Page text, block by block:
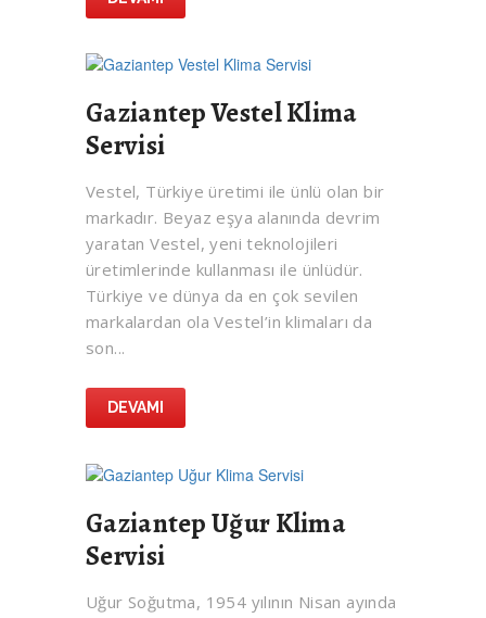
Gaziantep Vestel Klima
Servisi
Vestel, Türkiye üretimi ile ünlü olan bir
markadır. Beyaz eşya alanında devrim
yaratan Vestel, yeni teknolojileri
üretimlerinde kullanması ile ünlüdür.
Türkiye ve dünya da en çok sevilen
markalardan ola Vestel’in klimaları da
son...
DEVAMI
Gaziantep Uğur Klima
Servisi
Uğur Soğutma, 1954 yılının Nisan ayında